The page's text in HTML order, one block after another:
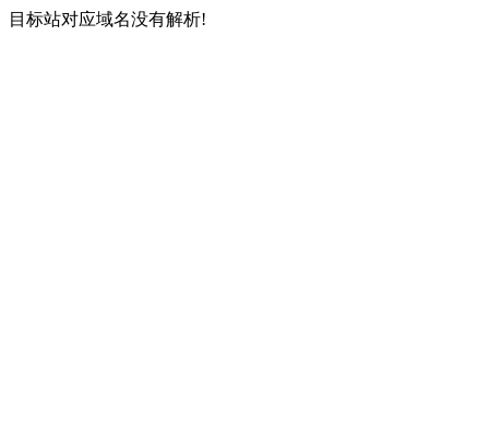
目标站对应域名没有解析!